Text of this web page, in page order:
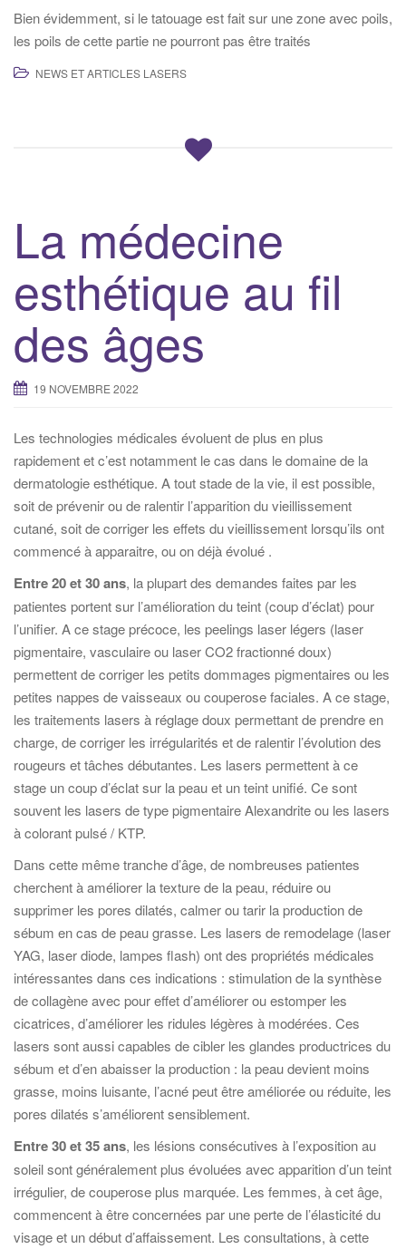
Bien évidemment, si le tatouage est fait sur une zone avec poils,
les poils de cette partie ne pourront pas être traités
NEWS ET ARTICLES LASERS
La médecine
esthétique au fil
des âges
19 NOVEMBRE 2022
Les technologies médicales évoluent de plus en plus
rapidement et c’est notamment le cas dans le domaine de la
dermatologie esthétique. A tout stade de la vie, il est possible,
soit de prévenir ou de ralentir l’apparition du vieillissement
cutané, soit de corriger les effets du vieillissement lorsqu’ils ont
commencé à apparaitre, ou on déjà évolué .
Entre 20 et 30 ans, la plupart des demandes faites par les
patientes portent sur l’amélioration du teint (coup d’éclat) pour
l’unifier. A ce stage précoce, les peelings laser légers (laser
pigmentaire, vasculaire ou laser CO2 fractionné doux)
permettent de corriger les petits dommages pigmentaires ou les
petites nappes de vaisseaux ou couperose faciales. A ce stage,
les traitements lasers à réglage doux permettant de prendre en
charge, de corriger les irrégularités et de ralentir l’évolution des
rougeurs et tâches débutantes. Les lasers permettent à ce
stage un coup d’éclat sur la peau et un teint unifié. Ce sont
souvent les lasers de type pigmentaire Alexandrite ou les lasers
à colorant pulsé / KTP.
Dans cette même tranche d’âge, de nombreuses patientes
cherchent à améliorer la texture de la peau, réduire ou
supprimer les pores dilatés, calmer ou tarir la production de
sébum en cas de peau grasse. Les lasers de remodelage (laser
YAG, laser diode, lampes flash) ont des propriétés médicales
intéressantes dans ces indications : stimulation de la synthèse
de collagène avec pour effet d’améliorer ou estomper les
cicatrices, d’améliorer les ridules légères à modérées. Ces
lasers sont aussi capables de cibler les glandes productrices du
sébum et d’en abaisser la production : la peau devient moins
grasse, moins luisante, l’acné peut être améliorée ou réduite, les
pores dilatés s’améliorent sensiblement.
Entre 30 et 35 ans, les lésions consécutives à l’exposition au
soleil sont généralement plus évoluées avec apparition d’un teint
irrégulier, de couperose plus marquée. Les femmes, à cet âge,
commencent à être concernées par une perte de l’élasticité du
visage et un début d’affaissement. Les consultations, à cette